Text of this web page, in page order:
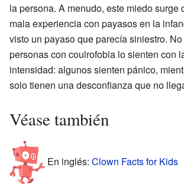
la persona. A menudo, este miedo surge
mala experiencia con payasos en la
visto un payaso que parecía siniestro.
personas con coulrofobia lo sienten con
intensidad: algunos sienten pánico,
solo tienen una desconfianza que no
Véase también
En inglés: Clown Facts for Kids